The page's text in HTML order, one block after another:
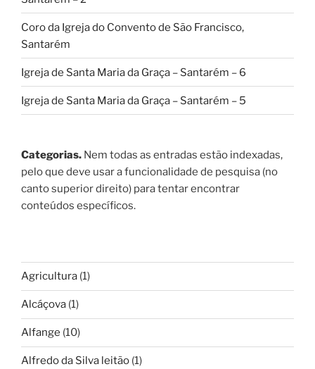
Coro da Igreja do Convento de São Francisco,
Santarém
Igreja de Santa Maria da Graça – Santarém – 6
Igreja de Santa Maria da Graça – Santarém – 5
Categorias. Nem todas as entradas estão indexadas,
pelo que deve usar a funcionalidade de pesquisa (no
canto superior direito) para tentar encontrar
conteúdos específicos.
Agricultura (1)
Alcáçova (1)
Alfange (10)
Alfredo da Silva leitão (1)